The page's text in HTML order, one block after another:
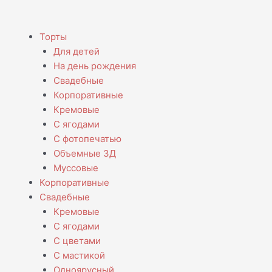
Торты
Для детей
На день рождения
Свадебные
Корпоративные
Кремовые
С ягодами
С фотопечатью
Объемные 3Д
Муссовые
Корпоративные
Свадебные
Кремовые
С ягодами
С цветами
С мастикой
Menu